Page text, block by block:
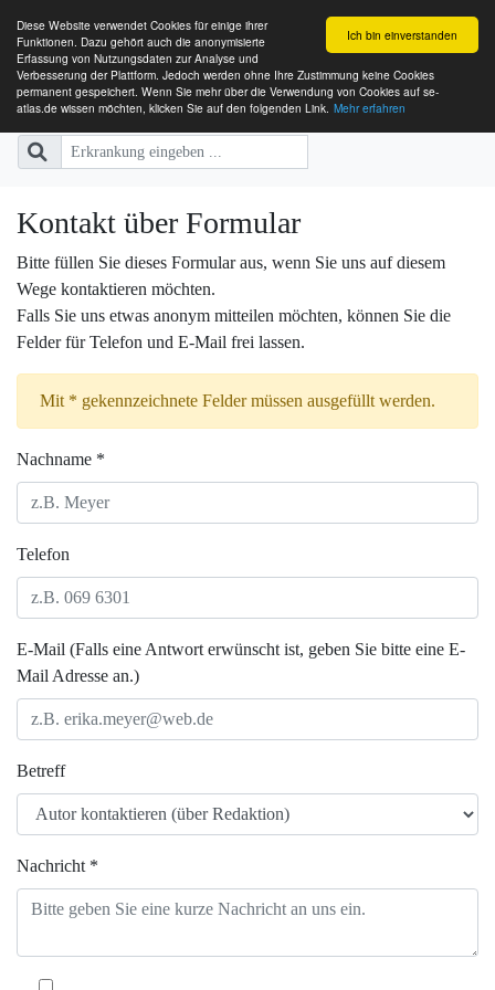
Ich bin einverstanden
Diese Website verwendet Cookies für einige ihrer
Funktionen. Dazu gehört auch die anonymisierte
Erfassung von Nutzungsdaten zur Analyse und
Verbesserung der Plattform. Jedoch werden ohne Ihre Zustimmung keine Cookies
permanent gespeichert. Wenn Sie mehr über die Verwendung von Cookies auf se-
atlas.de wissen möchten, klicken Sie auf den folgenden Link. Mehr erfahren
SE-ATLAS
Versorgungsatlas für Menschen
Kontakt über Formular
Bitte füllen Sie dieses Formular aus, wenn Sie uns auf diesem
Wege kontaktieren möchten.
Falls Sie uns etwas anonym mitteilen möchten, können Sie die
Felder für Telefon und E-Mail frei lassen.
Mit * gekennzeichnete Felder müssen ausgefüllt werden.
Nachname *
Telefon
E-Mail (Falls eine Antwort erwünscht ist, geben Sie bitte eine E-
Mail Adresse an.)
Betreff
Nachricht *